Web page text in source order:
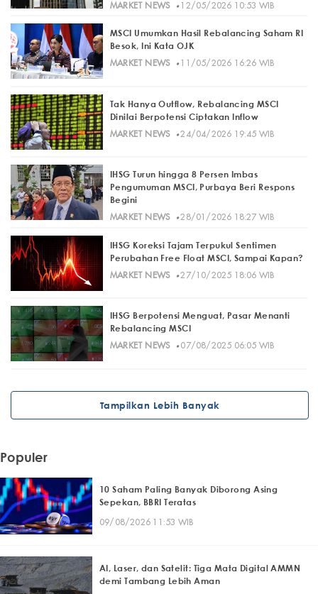
MARKET NEWS 12/05/2026 10:53 WIB
MSCI Umumkan Hasil Rebalancing Saham RI
Besok, Ini Kata OJK
MARKET NEWS· 11/05/2026 16:26 WIB
Tak Hanya Outflow, Rebalancing MSCI
Dinilai Berpotensi Ciptakan Inflow
MARKET NEWS· 24/04/2026 19:45 WIB
IHSG Turun hingga 8 Persen Imbas
Pengumuman MSCI, Purbaya Beri Respons
Begini
MARKET NEWS· 28/01/2026 18:27 WIB
IHSG Koreksi Tajam Terpukul Sentimen
Perubahan Free Float MSCI, Sampai Kapan?
MARKET NEWS· 27/10/2025 18:06 WIB
IHSG Berpotensi Menguat, Pasar Menanti
Rebalancing MSCI
MARKET NEWS· 07/08/2025 06:05 WIB
Tampilkan Lebih Banyak
Populer
10 Saham Paling Banyak Diborong Asing
Sepekan, BBRI Teratas
09/08/2026 11:53 WIB
AI, Laser, dan Satelit: Tiga Mata Digital AMMN
demi Tambang Lebih Aman